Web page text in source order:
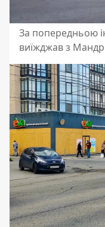
За попередньою
виїжджав з